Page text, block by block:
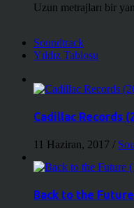
Uzun metrajları bir
Soundtrack
Yıldız Tablosu
Cadillac Records
11 Haziran, 2017 /
Back to the